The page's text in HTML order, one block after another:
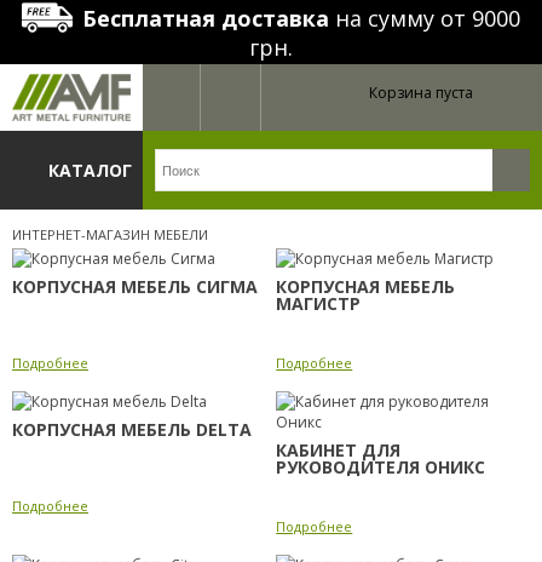
Бесплатная доставка на сумму от 9000
грн.
Корзина пуста
КАТАЛОГ
ИНТЕРНЕТ-МАГАЗИН МЕБЕЛИ
КОРПУСНАЯ МЕБЕЛЬ СИГМА
Подробнее
КОРПУСНАЯ МЕБЕЛЬ
МАГИСТР
Подробнее
КОРПУСНАЯ МЕБЕЛЬ DELTA
Подробнее
КАБИНЕТ ДЛЯ
РУКОВОДИТЕЛЯ ОНИКС
Подробнее